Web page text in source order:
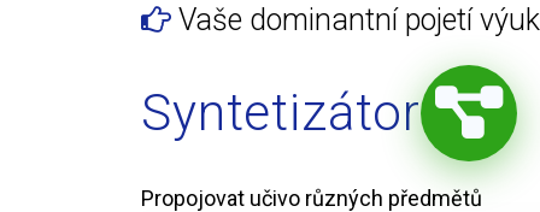
Vaše dominantní pojetí
Syntetizátor
Propojovat učivo různých předmětů